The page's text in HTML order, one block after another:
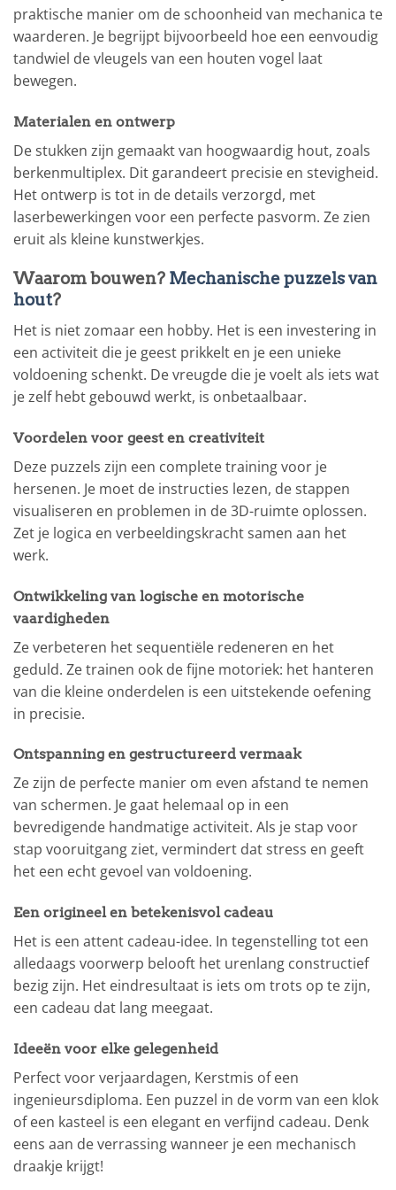
praktische manier om de schoonheid van mechanica te
waarderen. Je begrijpt bijvoorbeeld hoe een eenvoudig
tandwiel de vleugels van een houten vogel laat
bewegen.
Materialen en ontwerp
De stukken zijn gemaakt van hoogwaardig hout, zoals
berkenmultiplex. Dit garandeert precisie en stevigheid.
Het ontwerp is tot in de details verzorgd, met
laserbewerkingen voor een perfecte pasvorm. Ze zien
eruit als kleine kunstwerkjes.
Waarom bouwen? Mechanische puzzels van
hout?
Het is niet zomaar een hobby. Het is een investering in
een activiteit die je geest prikkelt en je een unieke
voldoening schenkt. De vreugde die je voelt als iets wat
je zelf hebt gebouwd werkt, is onbetaalbaar.
Voordelen voor geest en creativiteit
Deze puzzels zijn een complete training voor je
hersenen. Je moet de instructies lezen, de stappen
visualiseren en problemen in de 3D-ruimte oplossen.
Zet je logica en verbeeldingskracht samen aan het
werk.
Ontwikkeling van logische en motorische
vaardigheden
Ze verbeteren het sequentiële redeneren en het
geduld. Ze trainen ook de fijne motoriek: het hanteren
van die kleine onderdelen is een uitstekende oefening
in precisie.
Ontspanning en gestructureerd vermaak
Ze zijn de perfecte manier om even afstand te nemen
van schermen. Je gaat helemaal op in een
bevredigende handmatige activiteit. Als je stap voor
stap vooruitgang ziet, vermindert dat stress en geeft
het een echt gevoel van voldoening.
Een origineel en betekenisvol cadeau
Het is een attent cadeau-idee. In tegenstelling tot een
alledaags voorwerp belooft het urenlang constructief
bezig zijn. Het eindresultaat is iets om trots op te zijn,
een cadeau dat lang meegaat.
Ideeën voor elke gelegenheid
Perfect voor verjaardagen, Kerstmis of een
ingenieursdiploma. Een puzzel in de vorm van een klok
of een kasteel is een elegant en verfijnd cadeau. Denk
eens aan de verrassing wanneer je een mechanisch
draakje krijgt!